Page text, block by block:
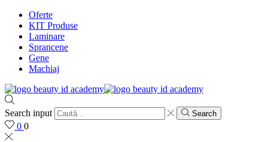
Oferte
KIT Produse
Laminare
Sprancene
Gene
Machiaj
Search input Search
0 0